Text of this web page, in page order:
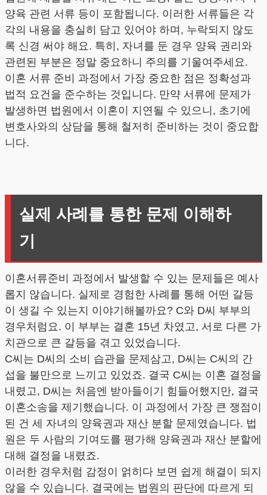
양육 관련 서류 등이 포함됩니다. 이러한 서류들은 각
각의 내용을 충실히 담고 있어야 하며, 누락되지 않도
록 신경 써야 해요. 특히, 자녀를 둔 경우 양육 권리와
관련된 부분은 정말 중요하니 주의를 기울여주세요.
이혼 서류 준비 과정에서 가장 중요한 점은 정확성과
법적 요건을 준수하는 것입니다. 만약 서류에 문제가
발생하면 법원에서 이혼이 지연될 수 있으니, 초기에
변호사와의 상담을 통해 철저히 준비하는 것이 중요합
니다.
실제 사례를 통한 문제 이해하
기
이혼서류준비 과정에서 발생할 수 있는 문제들은 예사
롭지 않습니다. 실제로 경험한 사례를 통해 어떤 갈등
이 생길 수 있는지 이야기해볼까요? C와 D씨 부부의
경우처럼요. 이 부부는 결혼 15년 차였고, 서로 다른 가
치관으로 큰 갈등을 겪고 있었습니다.
C씨는 D씨의 소비 습관을 문제삼고, D씨는 C씨의 간
섭을 불만으로 느끼고 있었죠. 결국 C씨는 이혼 결정을
내렸고, D씨는 처음엔 받아들이기 힘들어했지만, 결국
이혼소송을 제기했습니다. 이 과정에서 가장 큰 쟁점이
된 건 세 자녀의 양육권과 재산 분할 문제였습니다. 법
원은 두 사람의 기여도를 평가해 양육권과 재산 분할에
대해 결정을 내렸죠.
이러한 경우처럼 감정이 얽히다 보면 쉽게 해결이 되지
않을 수 있습니다. 결국에는 법원의 판단에 따르게 되